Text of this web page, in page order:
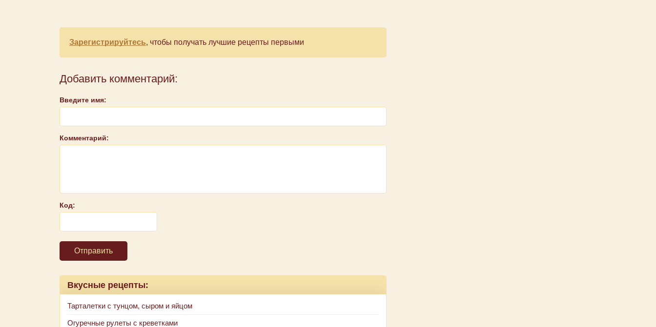
Зарегистрируйтесь, чтобы получать лучшие рецепты первыми
Добавить комментарий:
Введите имя:
Комментарий:
Код:
Отправить
Вкусные рецепты:
Тарталетки с тунцом, сыром и яйцом
Огуречные рулеты с креветками